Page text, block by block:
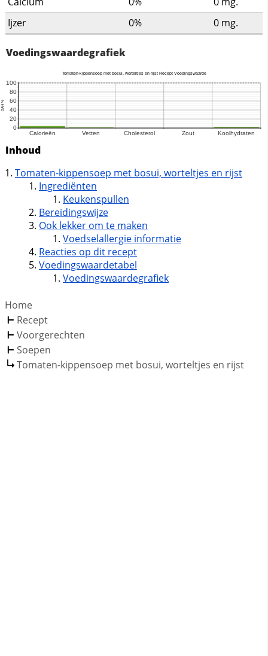
Ijzer
0% 0 mg.
Voedingswaardegrafiek
Inhoud
Tomaten-kippensoep met bosui, worteltjes en rijst
Ingrediënten
Keukenspullen
Bereidingswijze
Ook lekker om te maken
Voedselallergie informatie
Reacties op dit recept
Voedingswaardetabel
Voedingswaardegrafiek
Home
Recept
Voorgerechten
Soepen
Tomaten-kippensoep met bosui, worteltjes en rijst